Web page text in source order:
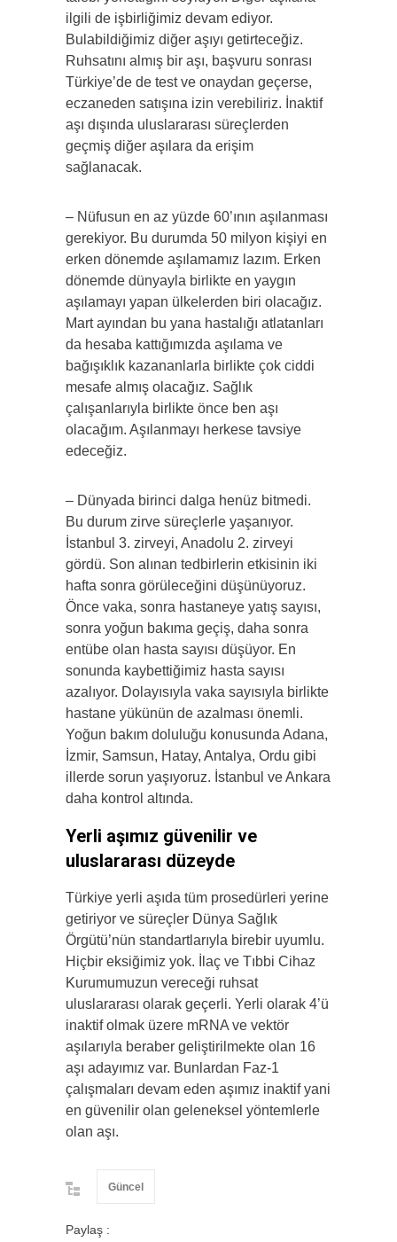
ilgili de işbirliğimiz devam ediyor.
Bulabildiğimiz diğer aşıyı getirteceğiz.
Ruhsatını almış bir aşı, başvuru sonrası
Türkiye’de de test ve onaydan geçerse,
eczaneden satışına izin verebiliriz. İnaktif
aşı dışında uluslararası süreçlerden
geçmiş diğer aşılara da erişim
sağlanacak.
– Nüfusun en az yüzde 60’ının aşılanması
gerekiyor. Bu durumda 50 milyon kişiyi en
erken dönemde aşılamamız lazım. Erken
dönemde dünyayla birlikte en yaygın
aşılamayı yapan ülkelerden biri olacağız.
Mart ayından bu yana hastalığı atlatanları
da hesaba kattığımızda aşılama ve
bağışıklık kazananlarla birlikte çok ciddi
mesafe almış olacağız. Sağlık
çalışanlarıyla birlikte önce ben aşı
olacağım. Aşılanmayı herkese tavsiye
edeceğiz.
– Dünyada birinci dalga henüz bitmedi.
Bu durum zirve süreçlerle yaşanıyor.
İstanbul 3. zirveyi, Anadolu 2. zirveyi
gördü. Son alınan tedbirlerin etkisinin iki
hafta sonra görüleceğini düşünüyoruz.
Önce vaka, sonra hastaneye yatış sayısı,
sonra yoğun bakıma geçiş, daha sonra
entübe olan hasta sayısı düşüyor. En
sonunda kaybettiğimiz hasta sayısı
azalıyor. Dolayısıyla vaka sayısıyla birlikte
hastane yükünün de azalması önemli.
Yoğun bakım doluluğu konusunda Adana,
İzmir, Samsun, Hatay, Antalya, Ordu gibi
illerde sorun yaşıyoruz. İstanbul ve Ankara
daha kontrol altında.
Yerli aşımız güvenilir ve
uluslararası düzeyde
Türkiye yerli aşıda tüm prosedürleri yerine
getiriyor ve süreçler Dünya Sağlık
Örgütü’nün standartlarıyla birebir uyumlu.
Hiçbir eksiğimiz yok. İlaç ve Tıbbi Cihaz
Kurumumuzun vereceği ruhsat
uluslararası olarak geçerli. Yerli olarak 4’ü
inaktif olmak üzere mRNA ve vektör
aşılarıyla beraber geliştirilmekte olan 16
aşı adayımız var. Bunlardan Faz-1
çalışmaları devam eden aşımız inaktif yani
en güvenilir olan geleneksel yöntemlerle
olan aşı.
Güncel
Paylaş :